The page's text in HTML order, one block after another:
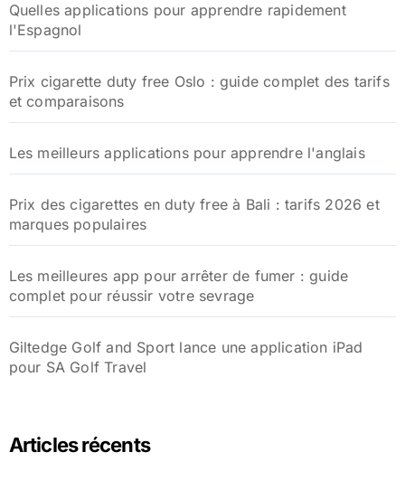
Quelles applications pour apprendre rapidement
l'Espagnol
Prix cigarette duty free Oslo : guide complet des tarifs
et comparaisons
Les meilleurs applications pour apprendre l'anglais
Prix des cigarettes en duty free à Bali : tarifs 2026 et
marques populaires
Les meilleures app pour arrêter de fumer : guide
complet pour réussir votre sevrage
Giltedge Golf and Sport lance une application iPad
pour SA Golf Travel
Articles récents